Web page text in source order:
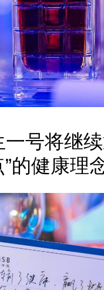
号将继
的健康理